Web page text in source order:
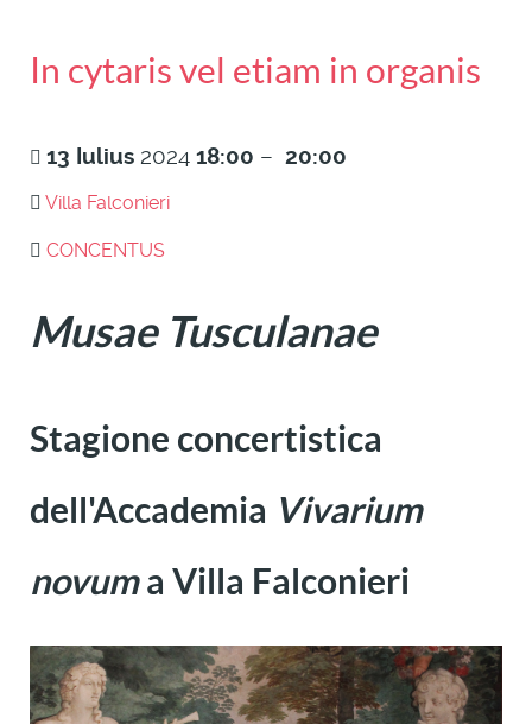
In cytaris vel etiam in organis
13 Iulius 2024 18:00 – 20:00
Villa Falconieri
CONCENTUS
Musae Tusculanae
Stagione concertistica
dell'Accademia Vivarium
novum a Villa Falconieri